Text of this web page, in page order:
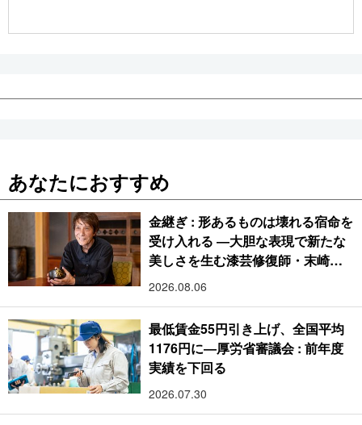
あなたにおすすめ
金継ぎ : 形あるものは壊れる宿命を
受け入れる ―大胆な表現で新たな
美しさを生む漆芸修復師・末崎広
樹
2026.08.06
最低賃金55円引き上げ、全国平均
1176円に―厚労省審議会 : 前年度
実績を下回る
2026.07.30